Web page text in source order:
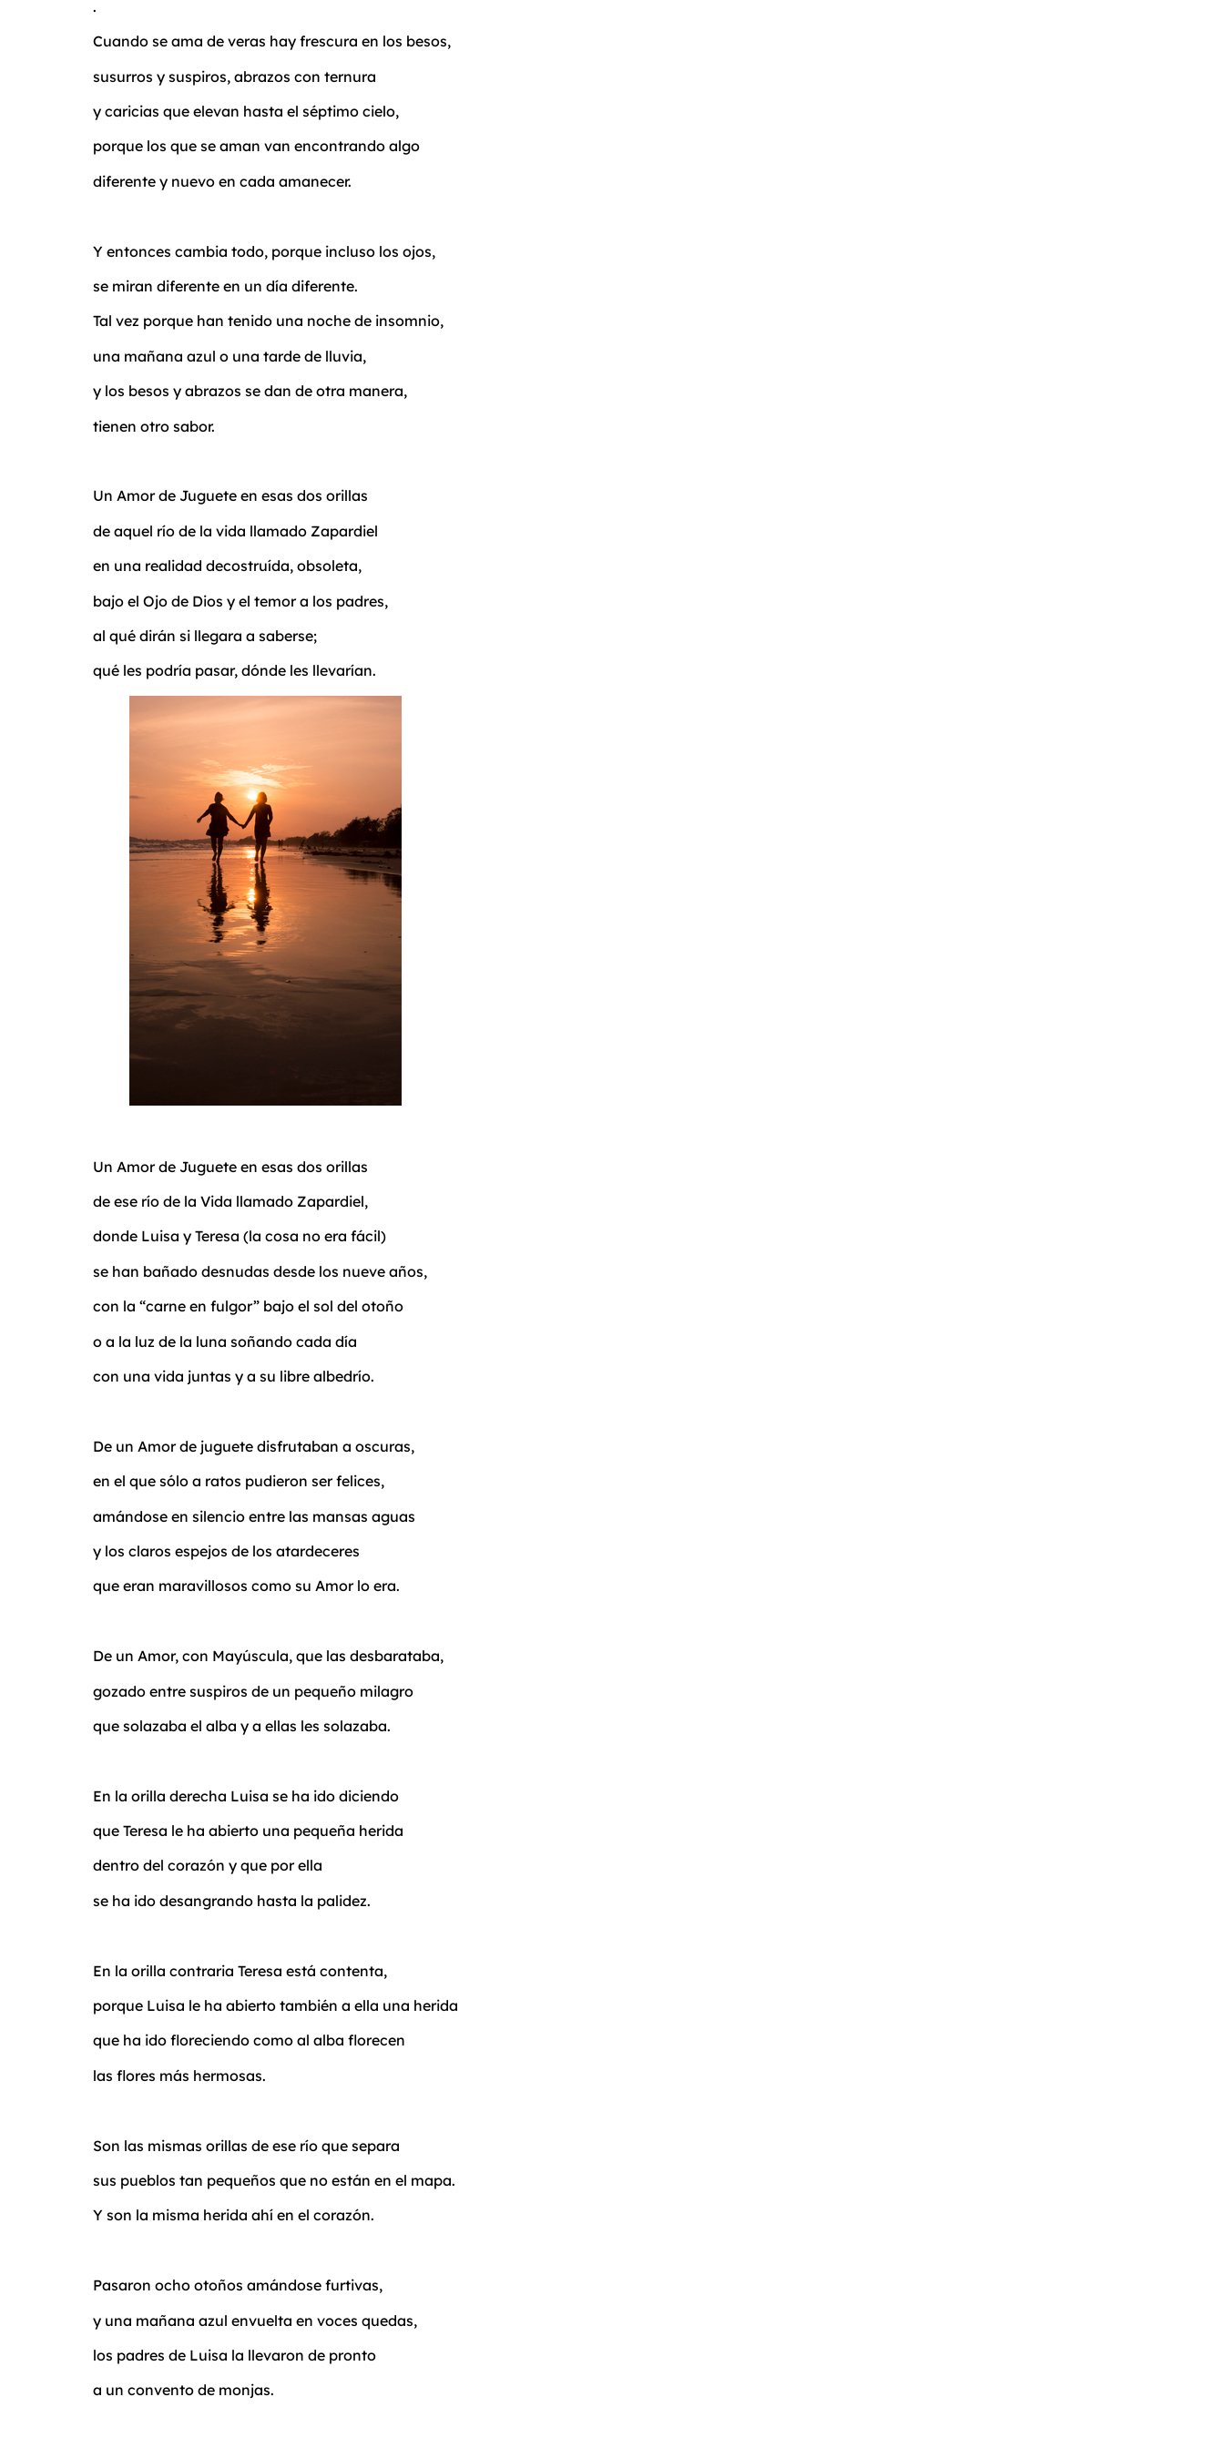
.
Cuando se ama de veras hay frescura en los besos,
susurros y suspiros, abrazos con ternura
y caricias que elevan hasta el séptimo cielo,
porque los que se aman van encontrando algo
diferente y nuevo en cada amanecer.
Y entonces cambia todo, porque incluso los ojos,
se miran diferente en un día diferente.
Tal vez porque han tenido una noche de insomnio,
una mañana azul o una tarde de lluvia,
y los besos y abrazos se dan de otra manera,
tienen otro sabor.
Un Amor de Juguete en esas dos orillas
de aquel río de la vida llamado Zapardiel
en una realidad decostruída, obsoleta,
bajo el Ojo de Dios y el temor a los padres,
al qué dirán si llegara a saberse;
qué les podría pasar, dónde les llevarían.
Un Amor de Juguete en esas dos orillas
de ese río de la Vida llamado Zapardiel,
donde Luisa y Teresa (la cosa no era fácil)
se han bañado desnudas desde los nueve años,
con la “carne en fulgor” bajo el sol del otoño
o a la luz de la luna soñando cada día
con una vida juntas y a su libre albedrío.
De un Amor de juguete disfrutaban a oscuras,
en el que sólo a ratos pudieron ser felices,
amándose en silencio entre las mansas aguas
y los claros espejos de los atardeceres
que eran maravillosos como su Amor lo era.
De un Amor, con Mayúscula, que las desbarataba,
gozado entre suspiros de un pequeño milagro
que solazaba el alba y a ellas les solazaba.
En la orilla derecha Luisa se ha ido diciendo
que Teresa le ha abierto una pequeña herida
dentro del corazón y que por ella
se ha ido desangrando hasta la palidez.
En la orilla contraria Teresa está contenta,
porque Luisa le ha abierto también a ella una herida
que ha ido floreciendo como al alba florecen
las flores más hermosas.
Son las mismas orillas de ese río que separa
sus pueblos tan pequeños que no están en el mapa.
Y son la misma herida ahí en el corazón.
Pasaron ocho otoños amándose furtivas,
y una mañana azul envuelta en voces quedas,
los padres de Luisa la llevaron de pronto
a un convento de monjas.